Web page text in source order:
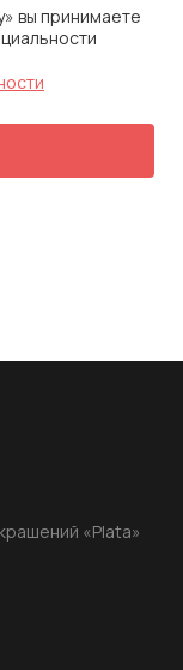
вы принимаете
«Plata»